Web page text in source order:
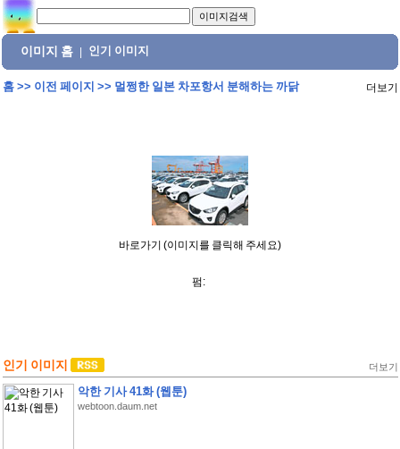
이미지 홈 인기 이미지
홈>> 이전 페이지 >> 멀쩡한 일본 차포항서 분해하는 까닭 더보기
바로가기 (이미지를 클릭해 주세요)
펌:
인기 이미지 더보기
악한 기사 41화 (웹툰)
webtoon.daum.net